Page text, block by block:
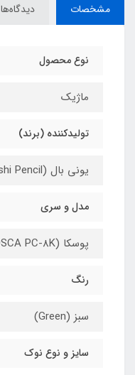
مشخصات دیدگاه‌ها
نوع محصول
ماژیک
تولیدکننده (برند)
یونی بال (Uni-Ball (Uni Mitsubishi Pencil
مدل و سری
پوسکا (POSCA PC-8K)
رنگ
سبز (Green)
سایز و نوع نوک